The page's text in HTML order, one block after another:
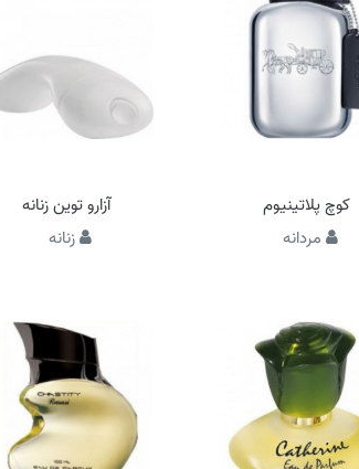
کوچ پلاتینیوم
مردانه
آزارو توین زنانه
زنانه